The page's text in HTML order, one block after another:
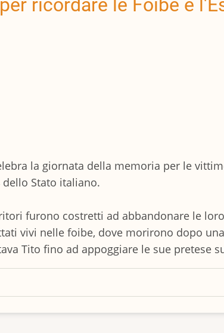
ricordare le Foibe e
la giornata della memoria per le
Stato italiano.
furono costretti ad abbandonare le
vivi nelle foibe, dove morirono dopo
Tito fino ad appoggiare le sue pretese